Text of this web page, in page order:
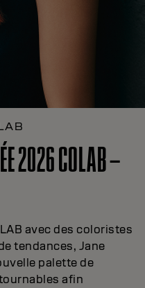
2026 COLAB –
avec des coloristes
tendances, Jane
palette de
afin